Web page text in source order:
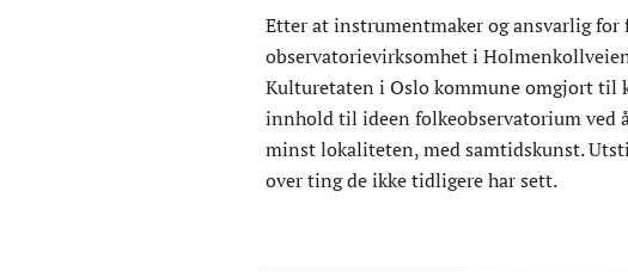
Etter at instrumentmaker og ansvarlig
observatorievirksomhet i
Kulturetaten i Oslo kommune omgjort til
innhold til ideen folkeobservatorium ved
minst lokaliteten, med samtidskunst.
over ting de ikke tidligere har sett.